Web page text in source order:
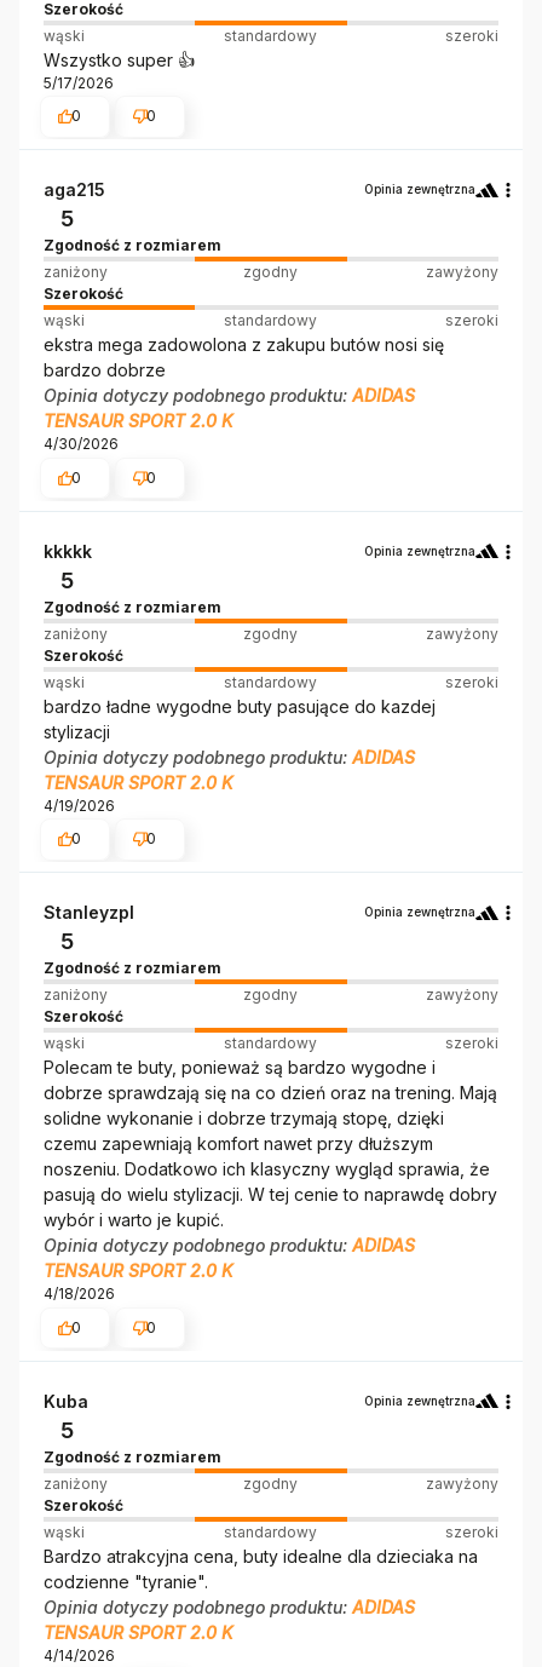
Szerokość
wąski
standardowy szeroki
Wszystko super 👍️
5/17/2026
0
0
aga215 Opinia zewnętrzna
5
Zgodność z rozmiarem
zaniżony
zgodny
zawyżony
Szerokość
wąski
standardowy szeroki
ekstra mega zadowolona z zakupu butów nosi się
bardzo dobrze
Opinia dotyczy podobnego produktu: ADIDAS
TENSAUR SPORT 2.0 K
4/30/2026
0
0
kkkkk Opinia zewnętrzna
5
Zgodność z rozmiarem
zaniżony
zgodny
zawyżony
Szerokość
wąski
standardowy szeroki
bardzo ładne wygodne buty pasujące do kazdej
stylizacji
Opinia dotyczy podobnego produktu: ADIDAS
TENSAUR SPORT 2.0 K
4/19/2026
0
0
Stanleyzpl Opinia zewnętrzna
5
Zgodność z rozmiarem
zaniżony
zgodny
zawyżony
Szerokość
wąski
standardowy szeroki
Polecam te buty, ponieważ są bardzo wygodne i
dobrze sprawdzają się na co dzień oraz na trening. Mają
solidne wykonanie i dobrze trzymają stopę, dzięki
czemu zapewniają komfort nawet przy dłuższym
noszeniu. Dodatkowo ich klasyczny wygląd sprawia, że
pasują do wielu stylizacji. W tej cenie to naprawdę dobry
wybór i warto je kupić.
Opinia dotyczy podobnego produktu: ADIDAS
TENSAUR SPORT 2.0 K
4/18/2026
0
0
Kuba Opinia zewnętrzna
5
Zgodność z rozmiarem
zaniżony
zgodny
zawyżony
Szerokość
wąski
standardowy szeroki
Bardzo atrakcyjna cena, buty idealne dla dzieciaka na
codzienne "tyranie".
Opinia dotyczy podobnego produktu: ADIDAS
TENSAUR SPORT 2.0 K
4/14/2026